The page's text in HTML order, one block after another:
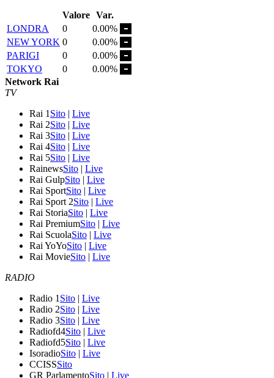
Valore Var.
LONDRA
0
0.00%
NEW YORK 0
0.00%
PARIGI
0
0.00%
TOKYO
0
0.00%
Network Rai
TV
Rai 1 Sito | Live
Rai 2Sito | Live
Rai 3Sito | Live
Rai 4Sito | Live
Rai 5Sito | Live
RainewsSito | Live
Rai GulpSito | Live
Rai SportSito | Live
Rai Sport 2Sito | Live
Rai StoriaSito | Live
Rai PremiumSito | Live
Rai ScuolaSito | Live
Rai YoYoSito | Live
Rai MovieSito | Live
RADIO
Radio 1 Sito | Live
Radio 2Sito | Live
Radio 3Sito | Live
Radiofd4Sito | Live
Radiofd5Sito | Live
IsoradioSito | Live
CCISSSito
GR ParlamentoSito | Live